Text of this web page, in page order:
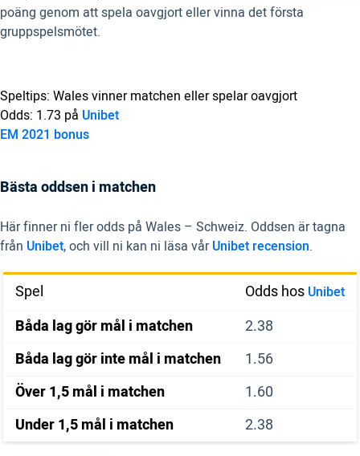
poäng genom att spela oavgjort eller vinna det första
gruppspelsmötet.
Speltips: Wales vinner matchen eller spelar oavgjort
Odds: 1.73 på Unibet
EM 2021 bonus
Bästa oddsen i matchen
Här finner ni fler odds på Wales – Schweiz. Oddsen är tagna
från Unibet, och vill ni kan ni läsa vårUnibet recension.
Spel Odds hos Unibet
Båda lag gör mål i matchen
2.38
Båda lag gör inte mål i matchen
1.56
Över 1,5 mål i matchen
1.60
Under 1,5 mål i matchen
2.38